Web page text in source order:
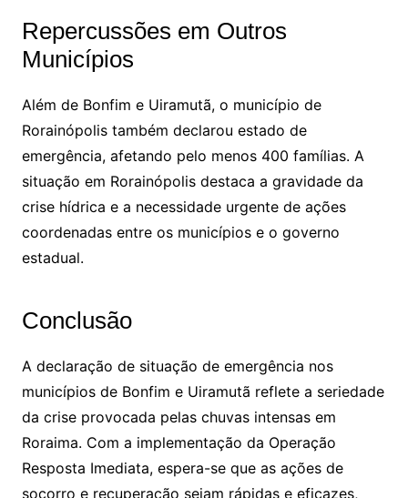
Repercussões em Outros
Municípios
Além de Bonfim e Uiramutã, o município de
Rorainópolis também declarou estado de
emergência, afetando pelo menos 400 famílias. A
situação em Rorainópolis destaca a gravidade da
crise hídrica e a necessidade urgente de ações
coordenadas entre os municípios e o governo
estadual.
Conclusão
A declaração de situação de emergência nos
municípios de Bonfim e Uiramutã reflete a seriedade
da crise provocada pelas chuvas intensas em
Roraima. Com a implementação da Operação
Resposta Imediata, espera-se que as ações de
socorro e recuperação sejam rápidas e eficazes,